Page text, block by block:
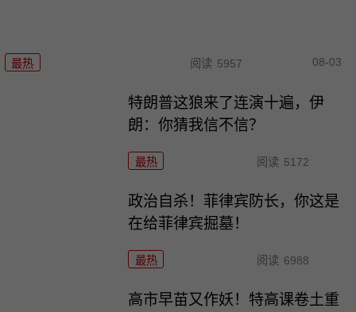
最热 阅读 5957 08-03
特朗普这狼来了连演十遍，伊
朗：你猜我信不信？
最热 阅读 5172
政治自杀！菲律宾防长，你这是
在给菲律宾掘墓！
最热 阅读 6988
高市早苗又作妖！特高课卷土重